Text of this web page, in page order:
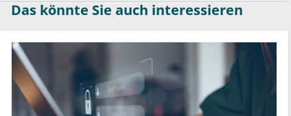
Das könnte Sie auch interessieren